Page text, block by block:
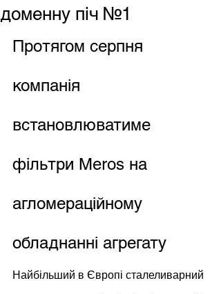
доменну піч №1
Протягом серпня
компанія
встановлюватиме
фільтри Meros на
агломераційному
обладнанні агрегату
Найбільший в Європі сталеливарний